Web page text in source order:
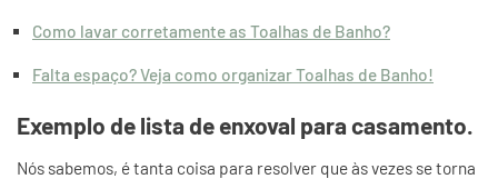
Como lavar corretamente as Toalhas de Banho?
Falta espaço? Veja como organizar Toalhas de Banho!
Exemplo de lista de enxoval para casamento.
Nós sabemos, é tanta coisa para resolver que às vezes se torna